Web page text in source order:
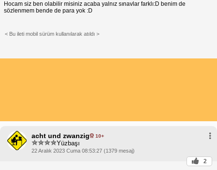
Hocam siz ben olabilir misiniz acaba yalnız sınavlar farklı:D benim de
sözlenmem bende de para yok :D
< Bu ileti mobil sürüm kullanılarak atıldı >
acht und zwanzig 10+
Yüzbaşı
22 Aralık 2023 Cuma 08:53:27 (1379 mesaj)
2